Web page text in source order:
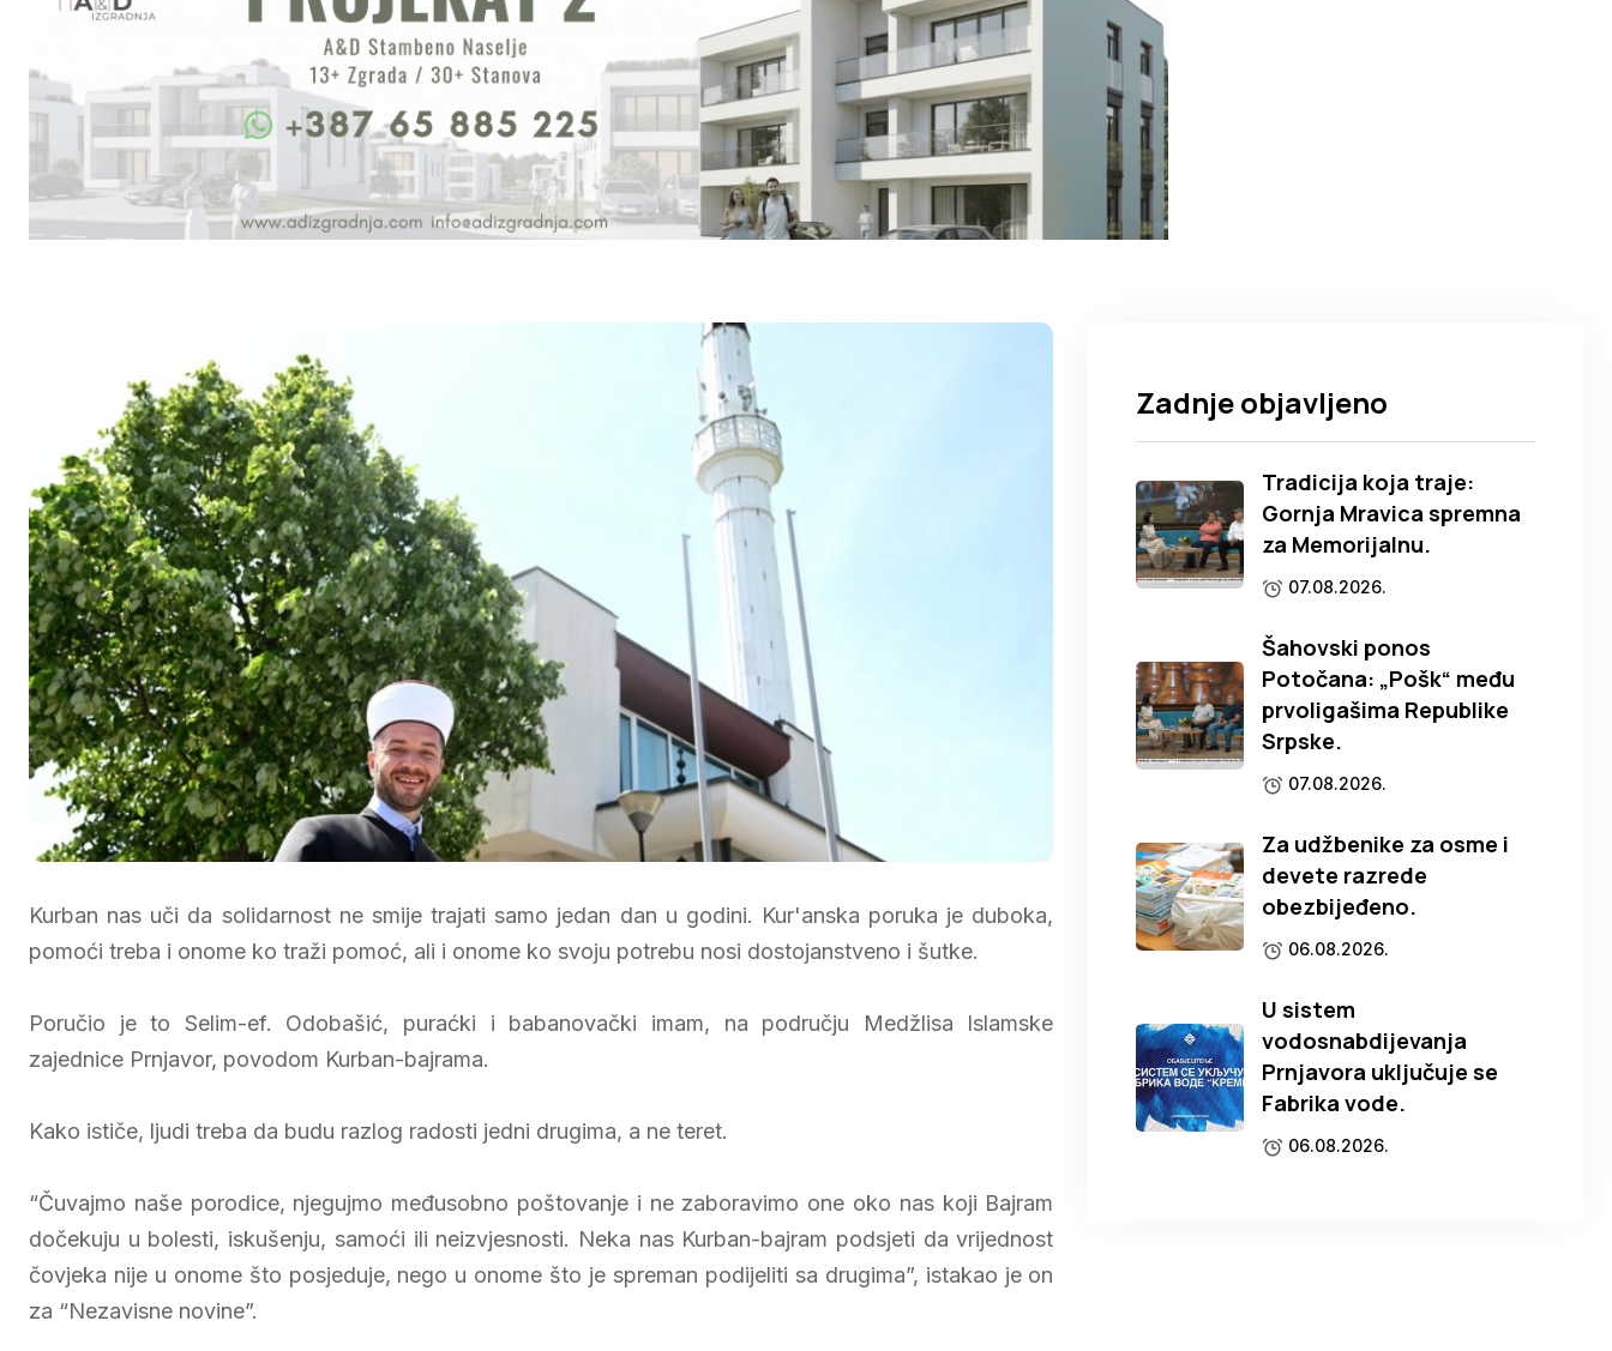
Kurban nas uči da solidarnost ne smije trajati samo jedan dan u godini. Kur'anska poruka je duboka,
pomoći treba i onome ko traži pomoć, ali i onome ko svoju potrebu nosi dostojanstveno i šutke.
Poručio je to Selim-ef. Odobašić, puraćki i babanovački imam, na području Medžlisa Islamske
zajednice Prnjavor, povodom Kurban-bajrama.
Kako ističe, ljudi treba da budu razlog radosti jedni drugima, a ne teret.
“Čuvajmo naše porodice, njegujmo međusobno poštovanje i ne zaboravimo one oko nas koji Bajram
dočekuju u bolesti, iskušenju, samoći ili neizvjesnosti. Neka nas Kurban-bajram podsjeti da vrijednost
čovjeka nije u onome što posjeduje, nego u onome što je spreman podijeliti sa drugima”, istakao je on
za “Nezavisne novine”.
Zadnje objavljeno
Tradicija koja traje:
Gornja Mravica spremna
za Memorijalnu.
07.08.2026.
Šahovski ponos
Potočana: „Pošk“ među
prvoligašima Republike
Srpske.
07.08.2026.
Za udžbenike za osme i
devete razrede
obezbijeđeno.
06.08.2026.
U sistem
vodosnabdijevanja
Prnjavora uključuje se
Fabrika vode.
06.08.2026.